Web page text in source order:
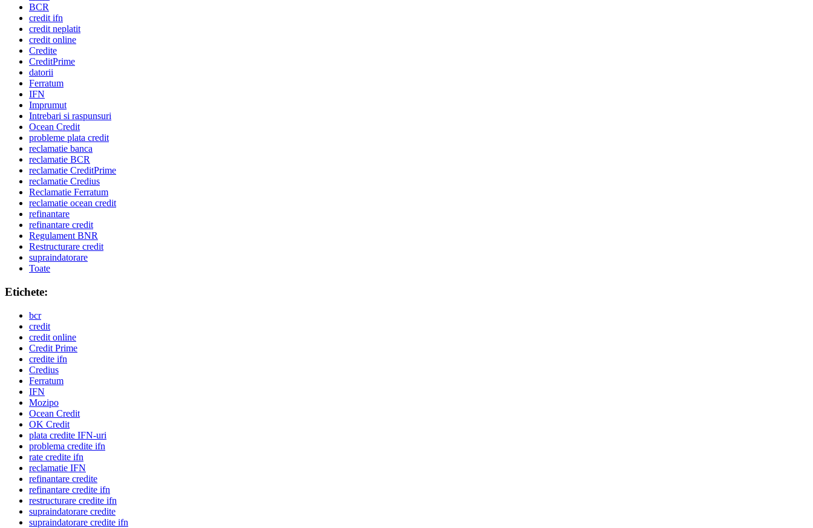
BCR
credit ifn
credit neplatit
credit online
Credite
CreditPrime
datorii
Ferratum
IFN
Imprumut
Intrebari si raspunsuri
Ocean Credit
probleme plata credit
reclamatie banca
reclamatie BCR
reclamatie CreditPrime
reclamatie Credius
Reclamatie Ferratum
reclamatie ocean credit
refinantare
refinantare credit
Regulament BNR
Restructurare credit
supraindatorare
Toate
Etichete:
bcr
credit
credit online
Credit Prime
credite ifn
Credius
Ferratum
IFN
Mozipo
Ocean Credit
OK Credit
plata credite IFN-uri
problema credite ifn
rate credite ifn
reclamatie IFN
refinantare credite
refinantare credite ifn
restructurare credite ifn
supraindatorare credite
supraindatorare credite ifn